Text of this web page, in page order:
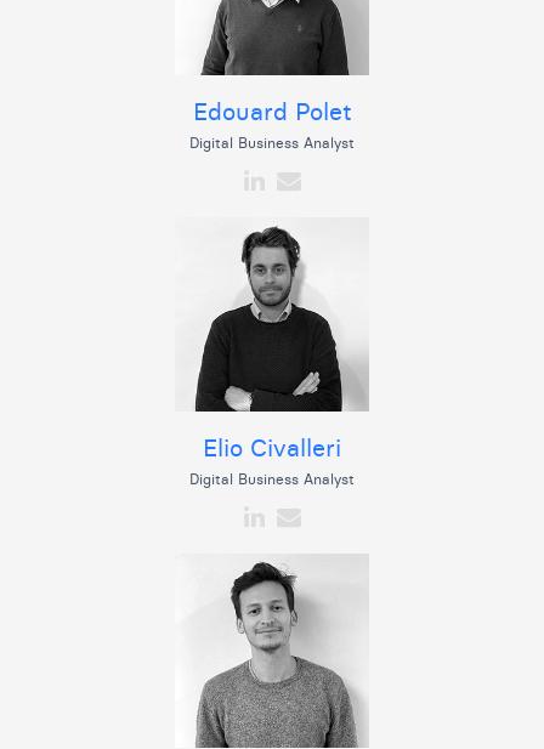
Edouard Polet
Digital Business Analyst
Elio Civalleri
Digital Business Analyst